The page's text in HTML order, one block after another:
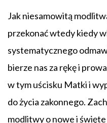
Jak niesamowitą
przekonać wtedy kiedy
systematycznego
bierze nas za rękę i
w tym uścisku Matki i
do życia zakonnego.
modlitwy o nowe i święte